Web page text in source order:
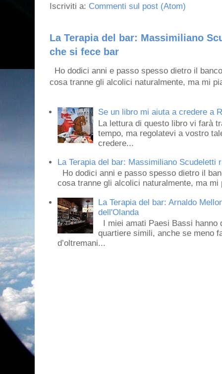
Iscriviti a: Commenti sul post (Atom)
La Terapia del bar: Massimiliano
che si fece bar
Ho dodici anni e passo spesso dietro il
cosa tranne gli alcolici naturalmente, ma mi
Se un libro mi aiuta a credere a
La lettura di questo libro vi farà
tempo, ma regolatevi a vostro
credere...
La Terapia del bar: Massimiliano
Ho dodici anni e passo spesso dietro il
cosa tranne gli alcolici naturalmente, ma mi
La Terapia del bar: Arnaldo
dell'Olanda
I miei amati Paesi Bassi
quartiere simili, anche se meno
d’oltremani...